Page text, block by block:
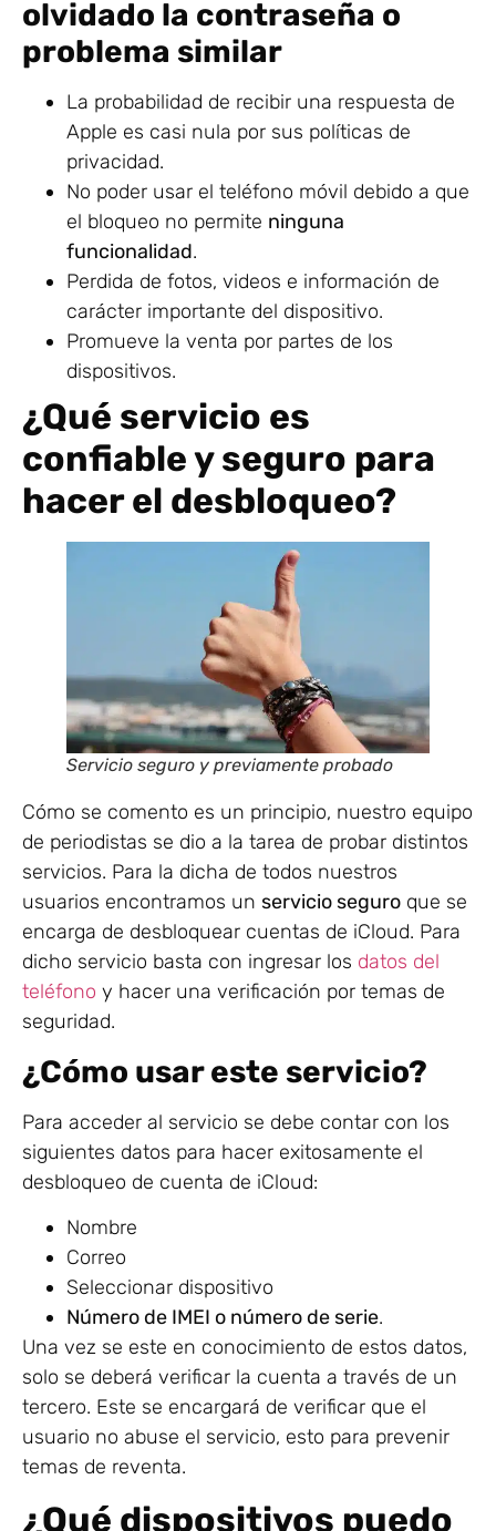
olvidado la contraseña o
problema similar
La probabilidad de recibir una respuesta de
Apple es casi nula por sus políticas de
privacidad.
No poder usar el teléfono móvil debido a que
el bloqueo no permite ninguna
funcionalidad.
Perdida de fotos, videos e información de
carácter importante del dispositivo.
Promueve la venta por partes de los
dispositivos.
¿Qué servicio es
confiable y seguro para
hacer el desbloqueo?
Servicio seguro y previamente probado
Cómo se comento es un principio, nuestro equipo
de periodistas se dio a la tarea de probar distintos
servicios. Para la dicha de todos nuestros
usuarios encontramos un servicio seguro que se
encarga de desbloquear cuentas de iCloud. Para
dicho servicio basta con ingresar los datos del
teléfono y hacer una verificación por temas de
seguridad.
¿Cómo usar este servicio?
Para acceder al servicio se debe contar con los
siguientes datos para hacer exitosamente el
desbloqueo de cuenta de iCloud:
Nombre
Correo
Seleccionar dispositivo
Número de IMEI o número de serie.
Una vez se este en conocimiento de estos datos,
solo se deberá verificar la cuenta a través de un
tercero. Este se encargará de verificar que el
usuario no abuse el servicio, esto para prevenir
temas de reventa.
¿Qué dispositivos puedo